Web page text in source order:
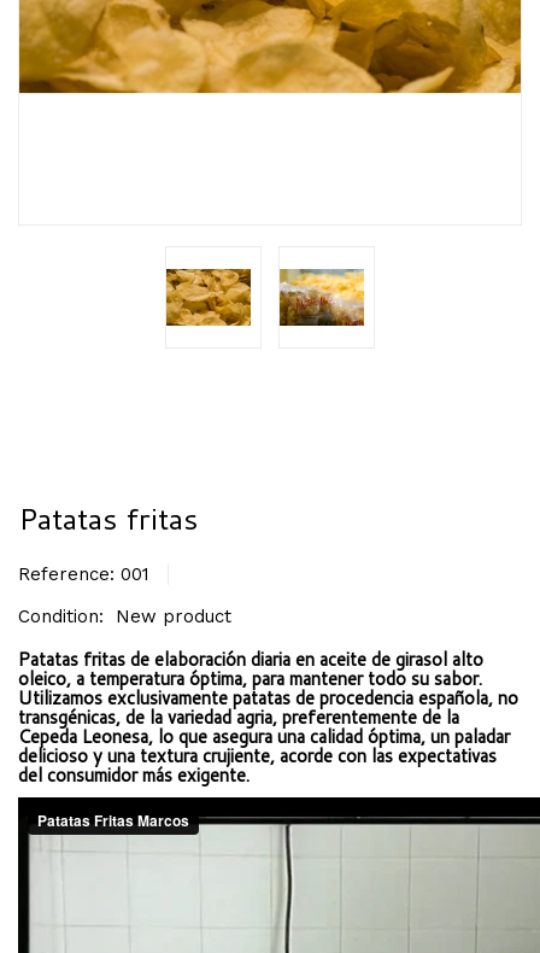
Patatas fritas
Reference: 001
Condition:
New product
Patatas fritas de elaboración diaria en aceite de girasol alto
oleico, a temperatura óptima, para mantener todo su sabor.
Utilizamos exclusivamente patatas de procedencia española, no
transgénicas, de la variedad agria, preferentemente de la
Cepeda Leonesa, lo que asegura una calidad óptima, un paladar
delicioso y una textura crujiente, acorde con las expectativas
del consumidor más exigente.